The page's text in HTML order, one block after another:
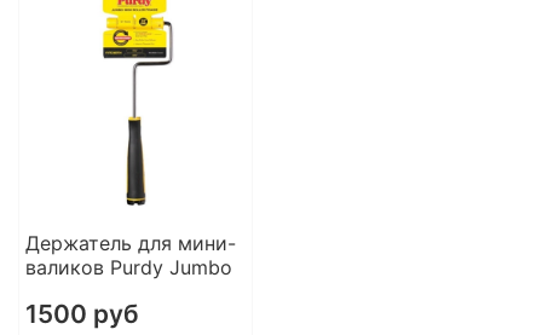
Держатель для мини-
валиков Purdy Jumbo
1500 руб